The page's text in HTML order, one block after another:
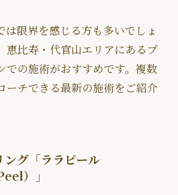
は限界を感じる方も多いでしょ
恵比寿・代官山エリアにあるプ
での施術がおすすめです。複数
ーチできる最新の施術をご紹介
ング「ララピール
）」